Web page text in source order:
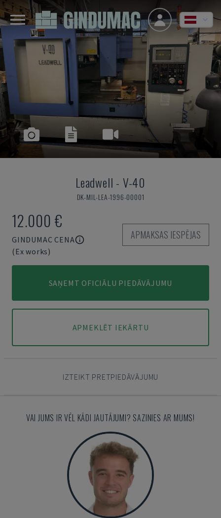
Leadwell - V-40
DK-MIL-LEA-1996-00001
12.000 €
GINDUMAC CENA
(Ex works)
APMAKSAS IESPĒJAS
SAŅEMT OFICIĀLU PIEDĀVĀJUMU
APMEKLĒT IEKĀRTU
IZTEIKT PRETPIEDĀVĀJUMU
VAI JUMS IR VĒL KĀDI JAUTĀJUMI? SAZINIES AR MUMS!